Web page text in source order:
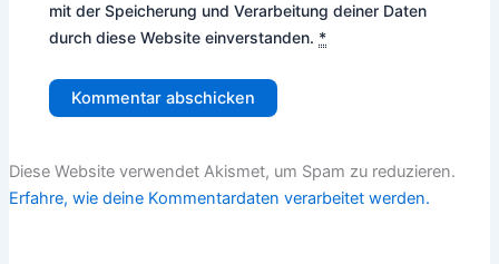
mit der Speicherung und Verarbeitung deiner Daten
durch diese Website einverstanden. *
Diese Website verwendet Akismet, um Spam zu reduzieren.
Erfahre, wie deine Kommentardaten verarbeitet werden.